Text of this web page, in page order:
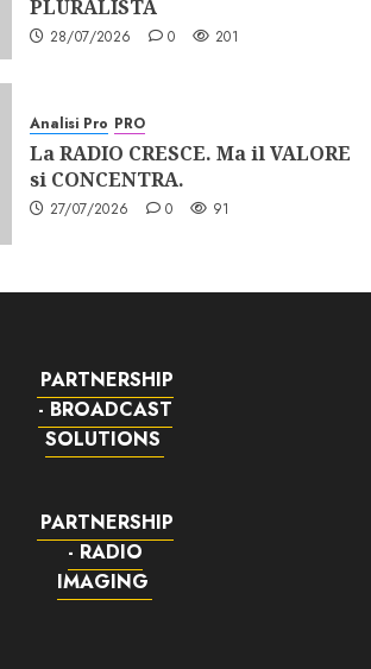
PLURALISTA
28/07/2026 0 201
Analisi Pro PRO
La RADIO CRESCE. Ma il VALORE
si CONCENTRA.
27/07/2026 0 91
PARTNERSHIP
- BROADCAST
SOLUTIONS
PARTNERSHIP
- RADIO
IMAGING